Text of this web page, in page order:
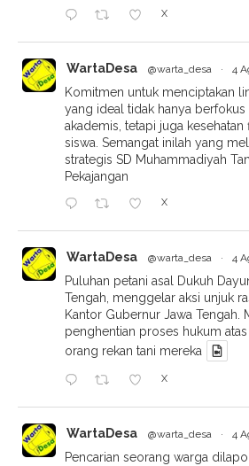
X
WartaDesa @warta_desa · 4
Komitmen untuk menciptakan
yang ideal tidak hanya berfokus
akademis, tetapi juga
siswa. Semangat inilah yang
strategis SD Muhammadiyah
Pekajangan
X
WartaDesa @warta_desa · 4
Puluhan petani asal Dukuh
Tengah, menggelar aksi unjuk
Kantor Gubernur Jawa Tengah.
penghentian proses hukum
orang rekan tani mereka
X
WartaDesa @warta_desa · 4
Pencarian seorang warga